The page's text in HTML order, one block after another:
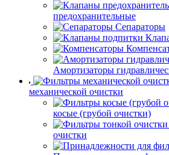
предохранительные
Сепараторы
Амортизаторы
механической очистки
косые (грубой очистки)
очистки